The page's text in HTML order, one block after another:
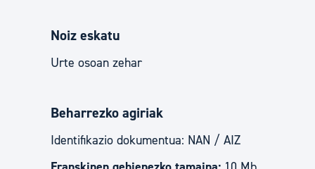
Noiz eskatu
Urte osoan zehar
Beharrezko agiriak
Identifikazio dokumentua: NAN / AIZ